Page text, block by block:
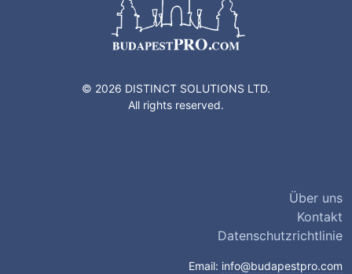
© 2026 DISTINCT SOLUTIONS LTD.
All rights reserved.
Über uns
Kontakt
Datenschutzrichtlinie
Email: info@budapestpro.com